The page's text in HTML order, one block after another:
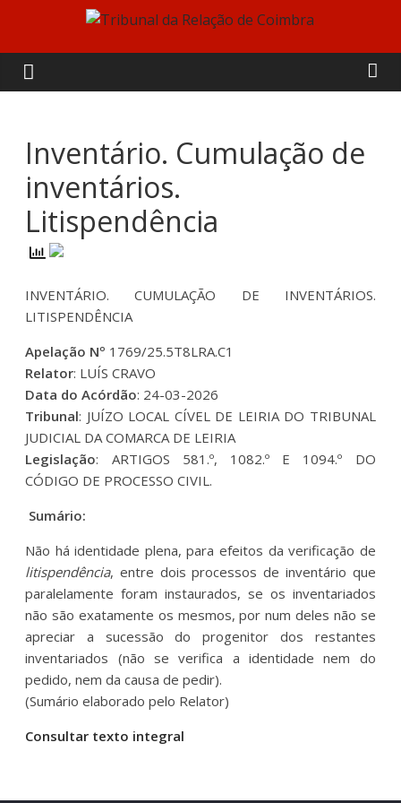
content
Tribunal
da
Relação
de
Coimbra
Inventário. Cumulação de
inventários.
Litispendência
INVENTÁRIO. CUMULAÇÃO DE INVENTÁRIOS.
LITISPENDÊNCIA
Apelação Nº 1769/25.5T8LRA.C1
Relator: LUÍS CRAVO
Data do Acórdão: 24-03-2026
Tribunal: JUÍZO LOCAL CÍVEL DE LEIRIA DO TRIBUNAL
JUDICIAL DA COMARCA DE LEIRIA
Legislação: ARTIGOS 581.º, 1082.º E 1094.º DO
CÓDIGO DE PROCESSO CIVIL.
Sumário:
Não há identidade plena, para efeitos da verificação de
litispendência, entre dois processos de inventário que
paralelamente foram instaurados, se os inventariados
não são exatamente os mesmos, por num deles não se
apreciar a sucessão do progenitor dos restantes
inventariados (não se verifica a identidade nem do
pedido, nem da causa de pedir).
(Sumário elaborado pelo Relator)
Consultar texto integral